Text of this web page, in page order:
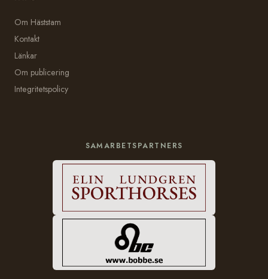
Om Häststam
Kontakt
Länkar
Om publicering
Integritetspolicy
SAMARBETSPARTNERS